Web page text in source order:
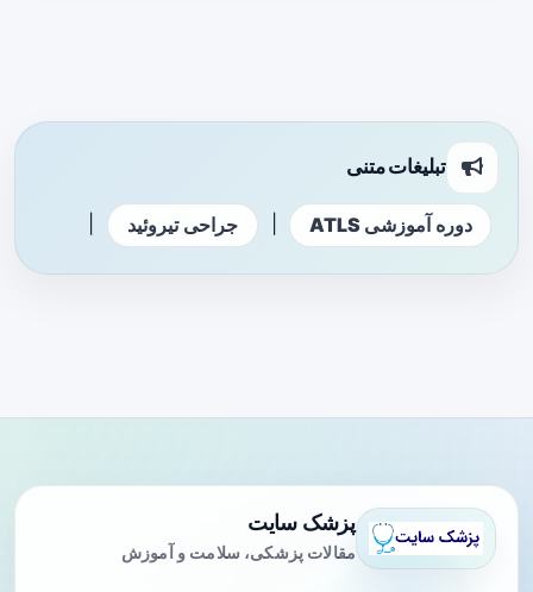
تبلیغات متنی
دوره آموزشی ATLS جراحی تیروئید
پزشک سایت
مقالات پزشکی، سلامت و آموزش